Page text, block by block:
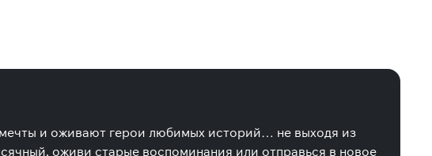
и оживают герои любимых историй… не выходя из
оживи старые воспоминания или отправься в новое